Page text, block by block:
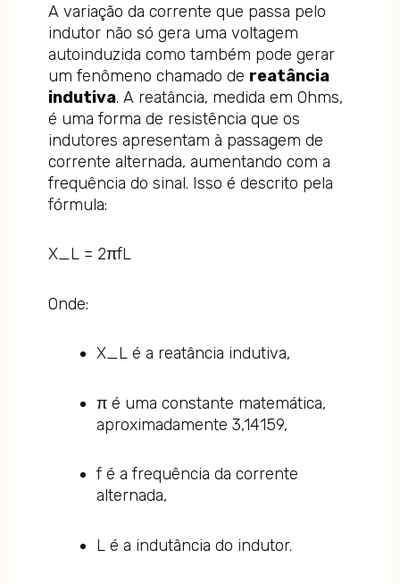
A variação da corrente que passa pelo
indutor não só gera uma voltagem
autoinduzida como também pode gerar
um fenômeno chamado de reatância
indutiva. A reatância, medida em Ohms,
é uma forma de resistência que os
indutores apresentam à passagem de
corrente alternada, aumentando com a
frequência do sinal. Isso é descrito pela
fórmula:
X_L = 2πfL
Onde:
X_L é a reatância indutiva,
π é uma constante matemática,
aproximadamente 3,14159,
f é a frequência da corrente
alternada,
L é a indutância do indutor.